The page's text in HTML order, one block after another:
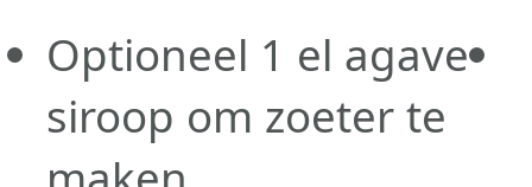
Optioneel 1 el agave
siroop om zoeter te